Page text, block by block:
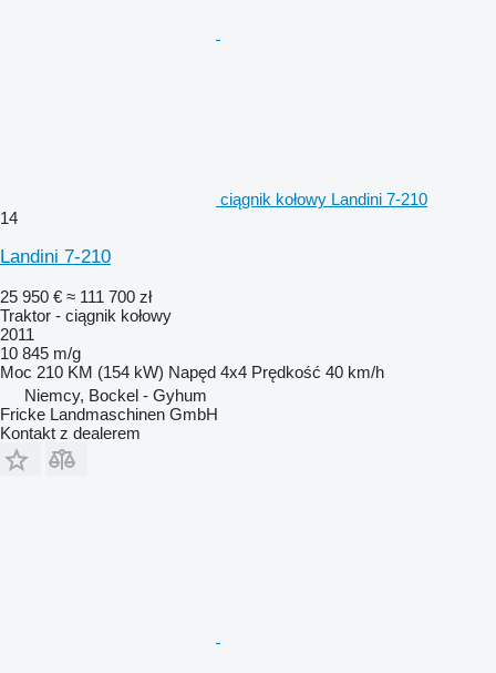
ciągnik kołowy Landini 7-210
14
Landini 7-210
25 950 € ≈ 111 700 zł
Traktor - ciągnik kołowy
2011
10 845 m/g
Moc 210 KM (154 kW) Napęd 4x4 Prędkość 40 km/h
Niemcy, Bockel - Gyhum
Fricke Landmaschinen GmbH
Kontakt z dealerem